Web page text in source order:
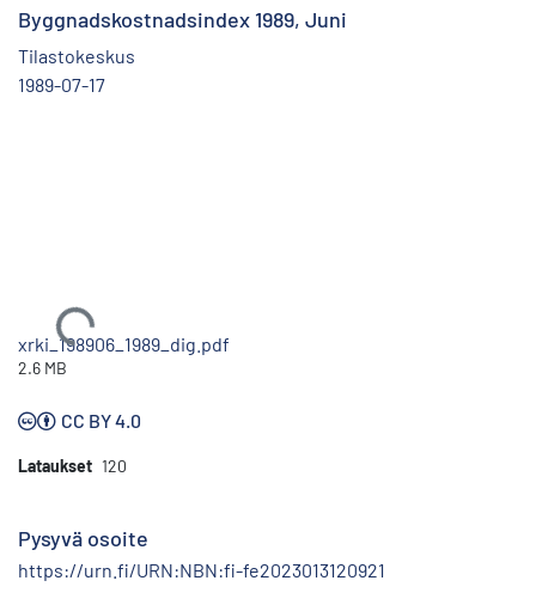
Byggnadskostnadsindex 1989, Juni
Tilastokeskus
1989-07-17
Ladataan...
xrki_198906_1989_dig.pdf
2.6 MB
CC BY 4.0
Lataukset 120
Pysyvä osoite
https://urn.fi/URN:NBN:fi-fe2023013120921